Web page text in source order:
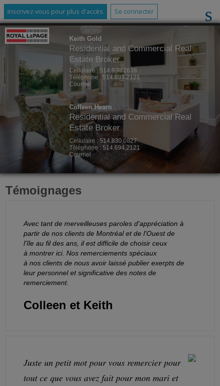
Inscrivez-vous pour plus d'accès Se connecter
Keith Gold
Residential and Commercial Real
Estate Broker
Cellulaire : 514.830.2638
Téléphone : 514.694.2121
Courriel
Colleen Hearn
Residential and Commercial Real
Estate Broker
Cellulaire : 514.830.0827
Téléphone : 514.694.2121
Courriel
Témoignages
Avec tant de merveilleuses paroles d'appréciation à
partir de nos clients de Montréal et de l'Ouest de
l'île au fil des ans, il est difficile de choisir ceux
à montrer ici. Nos remerciements spéciaux
à nos clients de nous avoir laissé publier exerpts de
leur personnel et significative des notes de
remerciement.
Colleen et Keith
Juste un petit mot pour vous remercier pour
tout ce que vous avez fait pour mon mari et